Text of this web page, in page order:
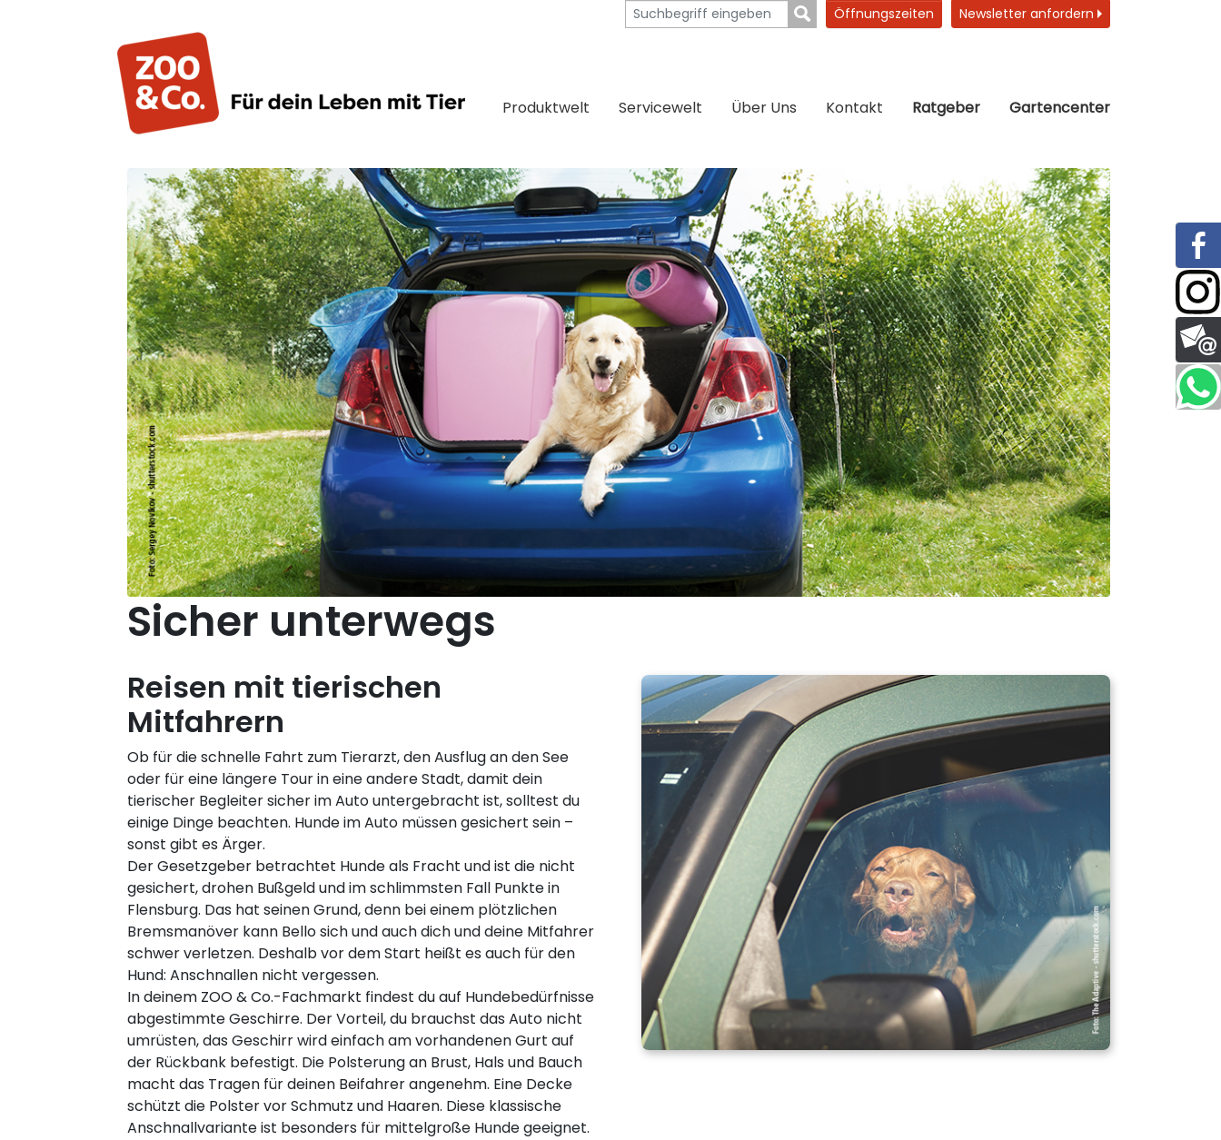
Öffnungszeiten Newsletter anfordern
Produktwelt Servicewelt Über Uns Kontakt Ratgeber Gartencenter
Sicher unterwegs
Reisen mit tierischen
Mitfahrern
Ob für die schnelle Fahrt zum Tierarzt, den Ausflug an den See
oder für eine längere Tour in eine andere Stadt, damit dein
tierischer Begleiter sicher im Auto untergebracht ist, solltest du
einige Dinge beachten. Hunde im Auto müssen gesichert sein –
sonst gibt es Ärger.
Der Gesetzgeber betrachtet Hunde als Fracht und ist die nicht
gesichert, drohen Bußgeld und im schlimmsten Fall Punkte in
Flensburg. Das hat seinen Grund, denn bei einem plötzlichen
Bremsmanöver kann Bello sich und auch dich und deine Mitfahrer
schwer verletzen. Deshalb vor dem Start heißt es auch für den
Hund: Anschnallen nicht vergessen.
In deinem ZOO & Co.-Fachmarkt findest du auf Hundebedürfnisse
abgestimmte Geschirre. Der Vorteil, du brauchst das Auto nicht
umrüsten, das Geschirr wird einfach am vorhandenen Gurt auf
der Rückbank befestigt. Die Polsterung an Brust, Hals und Bauch
macht das Tragen für deinen Beifahrer angenehm. Eine Decke
schützt die Polster vor Schmutz und Haaren. Diese klassische
Anschnallvariante ist besonders für mittelgroße Hunde geeignet.